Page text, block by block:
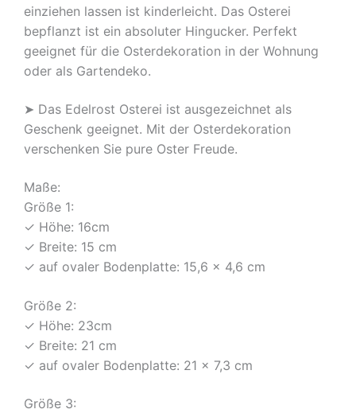
einziehen lassen ist kinderleicht. Das Osterei
bepflanzt ist ein absoluter Hingucker. Perfekt
geeignet für die Osterdekoration in der Wohnung
oder als Gartendeko.
➤ Das Edelrost Osterei ist ausgezeichnet als
Geschenk geeignet. Mit der Osterdekoration
verschenken Sie pure Oster Freude.
Maße:
Größe 1:
✓ Höhe: 16cm
✓ Breite: 15 cm
✓ auf ovaler Bodenplatte: 15,6 x 4,6 cm
Größe 2:
✓ Höhe: 23cm
✓ Breite: 21 cm
✓ auf ovaler Bodenplatte: 21 x 7,3 cm
Größe 3: